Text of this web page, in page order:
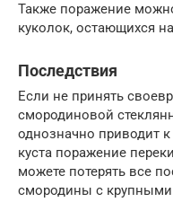
Также поражение
куколок, остающихся
Последствия
Если не принять
смородиновой
однозначно приводит к
куста поражение
можете потерять все
смородины с крупными